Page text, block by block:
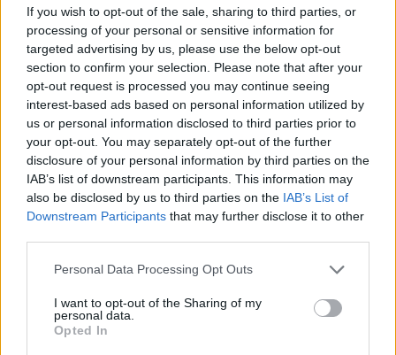
If you wish to opt-out of the sale, sharing to third parties, or
processing of your personal or sensitive information for
targeted advertising by us, please use the below opt-out
section to confirm your selection. Please note that after your
opt-out request is processed you may continue seeing
interest-based ads based on personal information utilized by
us or personal information disclosed to third parties prior to
your opt-out. You may separately opt-out of the further
disclosure of your personal information by third parties on the
IAB’s list of downstream participants. This information may
also be disclosed by us to third parties on the IAB’s List of
Downstream Participants that may further disclose it to other
Personal Data Processing Opt Outs
I want to opt-out of the Sharing of my
personal data.
Opted In